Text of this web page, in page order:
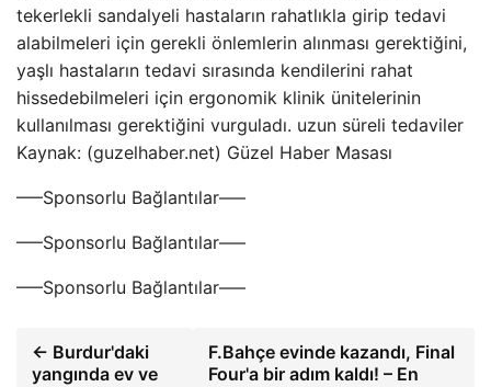
tekerlekli sandalyeli hastaların rahatlıkla girip tedavi
alabilmeleri için gerekli önlemlerin alınması gerektiğini,
yaşlı hastaların tedavi sırasında kendilerini rahat
hissedebilmeleri için ergonomik klinik ünitelerinin
kullanılması gerektiğini vurguladı. uzun süreli tedaviler
Kaynak: (guzelhaber.net) Güzel Haber Masası
—–Sponsorlu Bağlantılar—–
—–Sponsorlu Bağlantılar—–
—–Sponsorlu Bağlantılar—–
← Burdur'daki
yangında ev ve
F.Bahçe evinde kazandı, Final
Four'a bir adım kaldı! – En